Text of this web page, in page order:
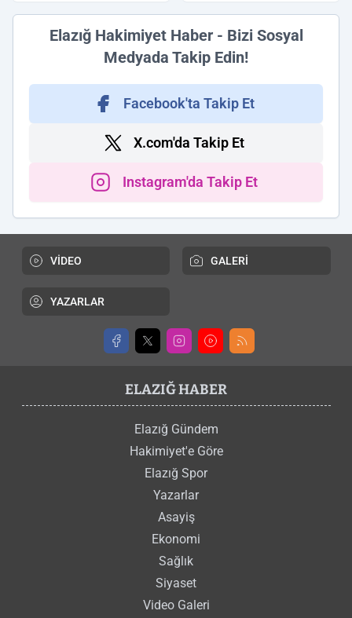
borç hem de faiz var'
Elazığ Hakimiyet Haber - Bizi Sosyal
Medyada Takip Edin!
Facebook'ta Takip Et
X.com'da Takip Et
Instagram'da Takip Et
VİDEO GALERİ
YAZARLAR
ELAZIĞ HABER
Elazığ Gündem
Hakimiyet'e Göre
Elazığ Spor
Yazarlar
Asayiş
Ekonomi
Sağlık
Siyaset
Video Galeri